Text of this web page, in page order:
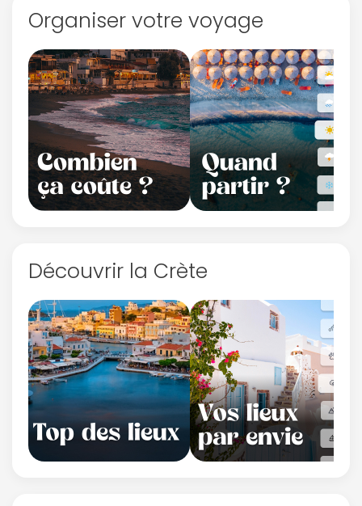
Organiser votre voyage
Découvrir la Crète